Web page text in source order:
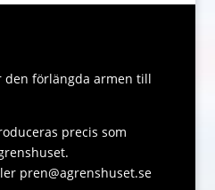
den förlängda armen till
precis som
pren@agrenshuset.se